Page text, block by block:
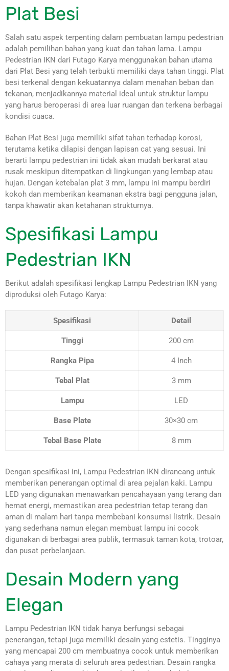
Plat Besi
Salah satu aspek terpenting dalam pembuatan lampu pedestrian
adalah pemilihan bahan yang kuat dan tahan lama. Lampu
Pedestrian IKN dari Futago Karya menggunakan bahan utama
dari Plat Besi yang telah terbukti memiliki daya tahan tinggi. Plat
besi terkenal dengan kekuatannya dalam menahan beban dan
tekanan, menjadikannya material ideal untuk struktur lampu
yang harus beroperasi di area luar ruangan dan terkena berbagai
kondisi cuaca.
Bahan Plat Besi juga memiliki sifat tahan terhadap korosi,
terutama ketika dilapisi dengan lapisan cat yang sesuai. Ini
berarti lampu pedestrian ini tidak akan mudah berkarat atau
rusak meskipun ditempatkan di lingkungan yang lembap atau
hujan. Dengan ketebalan plat 3 mm, lampu ini mampu berdiri
kokoh dan memberikan keamanan ekstra bagi pengguna jalan,
tanpa khawatir akan ketahanan strukturnya.
Spesifikasi Lampu
Pedestrian IKN
Berikut adalah spesifikasi lengkap Lampu Pedestrian IKN yang
diproduksi oleh Futago Karya:
Spesifikasi Detail
Tinggi 200 cm
Rangka Pipa 4 Inch
Tebal Plat 3 mm
Lampu LED
Base Plate 30×30 cm
Tebal Base Plate 8 mm
Dengan spesifikasi ini, Lampu Pedestrian IKN dirancang untuk
memberikan penerangan optimal di area pejalan kaki. Lampu
LED yang digunakan menawarkan pencahayaan yang terang dan
hemat energi, memastikan area pedestrian tetap terang dan
aman di malam hari tanpa membebani konsumsi listrik. Desain
yang sederhana namun elegan membuat lampu ini cocok
digunakan di berbagai area publik, termasuk taman kota, trotoar,
dan pusat perbelanjaan.
Desain Modern yang
Elegan
Lampu Pedestrian IKN tidak hanya berfungsi sebagai
penerangan, tetapi juga memiliki desain yang estetis. Tingginya
yang mencapai 200 cm membuatnya cocok untuk memberikan
cahaya yang merata di seluruh area pedestrian. Desain rangka